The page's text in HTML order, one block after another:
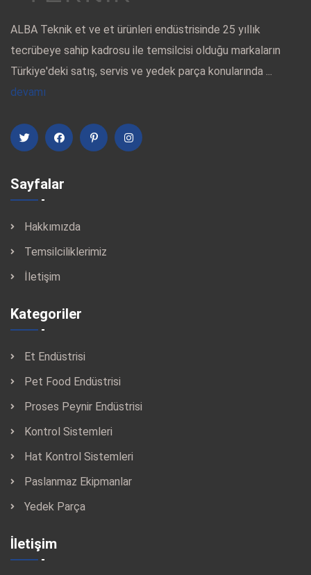
ALBA Teknik et ve et ürünleri endüstrisinde 25 yıllık
tecrübeye sahip kadrosu ile temsilcisi olduğu markaların
Türkiye'deki satış, servis ve yedek parça konularında ...
devamı
Sayfalar
Hakkımızda
Temsilciliklerimiz
İletişim
Kategoriler
Et Endüstrisi
Pet Food Endüstrisi
Proses Peynir Endüstrisi
Kontrol Sistemleri
Hat Kontrol Sistemleri
Paslanmaz Ekipmanlar
Yedek Parça
İletişim